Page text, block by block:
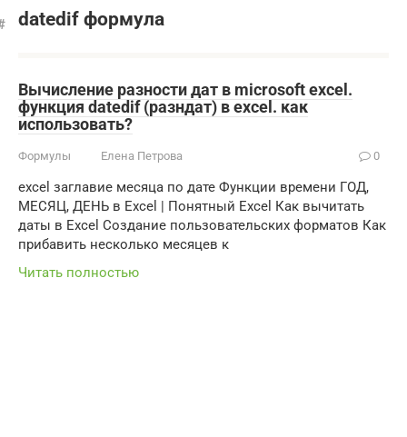
datedif формула
Вычисление разности дат в microsoft excel.
функция datedif (разндат) в excel. как
использовать?
Формулы Елена Петрова 0
excel заглавие месяца по дате Функции времени ГОД,
МЕСЯЦ, ДЕНЬ в Excel | Понятный Excel Как вычитать
даты в Excel Создание пользовательских форматов Как
прибавить несколько месяцев к
Читать полностью